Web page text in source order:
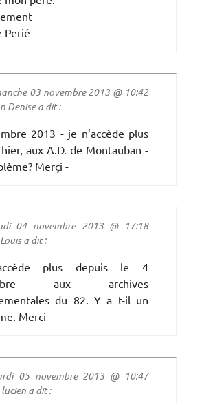
Perié
03 novembre 2013 @ 10:42
Denise a dit :
2013 - je n'accède plus
aux A.D. de Montauban -
Merçi -
04 novembre 2013 @ 17:18
a dit :
plus depuis le 4
aux archives
du 82. Y a t-il un
Merci
05 novembre 2013 @ 10:47
a dit :